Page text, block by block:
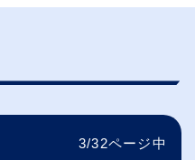
3/32ページ中